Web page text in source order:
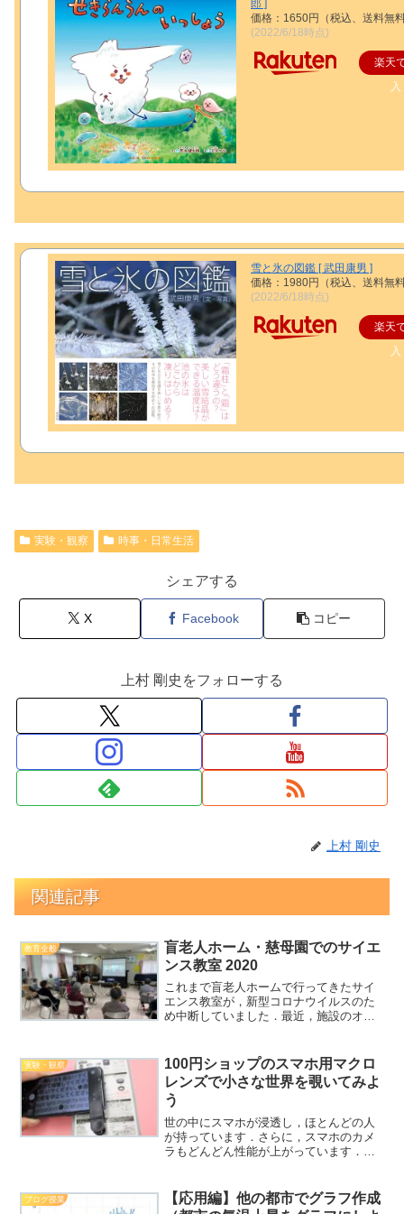
郎 ]
価格：1650円（税込、送料無
(2022/6/18時点)
楽天
入
雪と氷の図鑑 [ 武田康男 ]
価格：1980円（税込、送料無
(2022/6/18時点)
楽天
入
実験・観察 時事・日常生活
シェアする
X Facebook コピー
上村 剛史をフォローする
上村 剛史
関連記事
教育全般
盲老人ホーム・慈母園でのサイエ
ンス教室 2020
これまで盲老人ホームで行ってきたサイ
エンス教室が，新型コロナウイルスのた
め中断していました．最近，施設のオン
施することにより，最も大切な新型コロ
ナウィルス感染症対策に...
実験・観察
100円ショップのスマホ用マクロ
レンズで小さな世界を覗いてみよ
う
世の中にスマホが浸透し，ほとんどの人
が持っています．さらに，スマホのカメ
ラもどんどん性能が上がっています．そ
を観察できる方法を紹介します．子ども
と一緒に自由な発想で...
ブログ授業
【応用編】他の都市でグラフ作成